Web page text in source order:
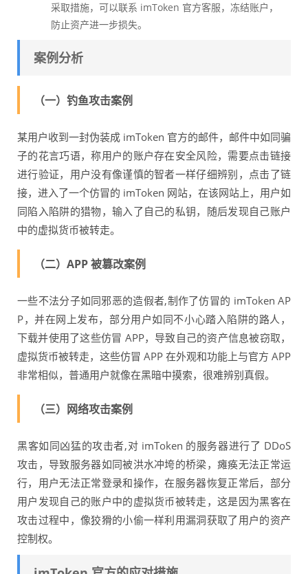
采取措施，可以联系 imToken 官方客服，冻结账户，
防止资产进一步损失。
案例分析
（一）钓鱼攻击案例
某用户收到一封伪装成 imToken 官方的邮件，邮件中如同骗
子的花言巧语，称用户的账户存在安全风险，需要点击链接
进行验证，用户没有像谨慎的智者一样仔细辨别，点击了链
接，进入了一个仿冒的 imToken 网站，在该网站上，用户如
同陷入陷阱的猎物，输入了自己的私钥，随后发现自己账户
中的虚拟货币被转走。
（二）APP 被篡改案例
一些不法分子如同邪恶的造假者,制作了仿冒的 imToken AP
P，并在网上发布，部分用户如同不小心踏入陷阱的路人，
下载并使用了这些仿冒 APP，导致自己的资产信息被窃取，
虚拟货币被转走，这些仿冒 APP 在外观和功能上与官方 APP
非常相似，普通用户就像在黑暗中摸索，很难辨别真假。
（三）网络攻击案例
黑客如同凶猛的攻击者,对 imToken 的服务器进行了 DDoS
攻击，导致服务器如同被洪水冲垮的桥梁，瘫痪无法正常运
行，用户无法正常登录和操作，在服务器恢复正常后，部分
用户发现自己的账户中的虚拟货币被转走，这是因为黑客在
攻击过程中，像狡猾的小偷一样利用漏洞获取了用户的资产
控制权。